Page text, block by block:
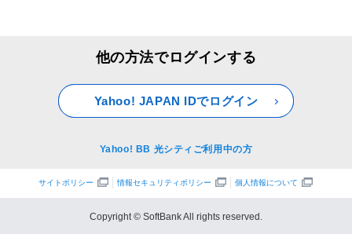
他の方法でログインする
Yahoo! JAPAN IDでログイン
Yahoo! BB 光シティご利用中の方
サイトポリシー 情報セキュリティポリシー 個人情報について
Copyright © SoftBank All rights reserved.